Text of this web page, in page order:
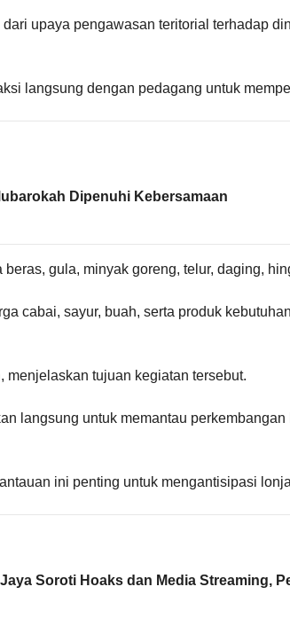
upaya pengawasan teritorial terhadap
langsung dengan pedagang untuk
Dipenuhi Kebersamaan
gula, minyak goreng, telur, daging,
cabai, sayur, buah, serta produk
menjelaskan tujuan kegiatan tersebut.
langsung untuk memantau perkembangan
ini penting untuk mengantisipasi
Soroti Hoaks dan Media Streaming,